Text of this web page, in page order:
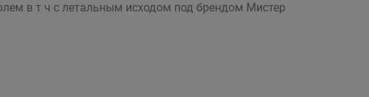
в т ч с летальным исходом под брендом Мистер